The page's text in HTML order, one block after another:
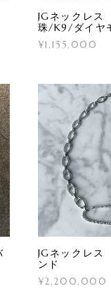
JGネックレ
珠/K9/ダイヤ
¥1,155,000
JGネックレ
ンド
¥2,200,000